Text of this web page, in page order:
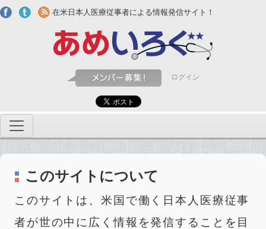
Skip to main content
在米日本人医療従事者による情報発信サイト！
ログイン
このサイトについて
このサイトは、米国で働く日本人医療従事
者が世の中に広く情報を発信することを目